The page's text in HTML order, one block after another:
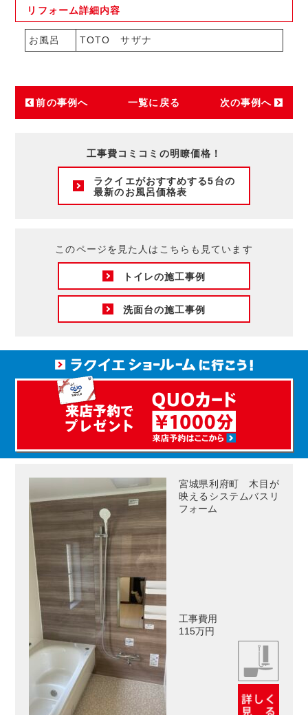
リフォーム詳細内容
お風呂 TOTO サザナ
前の事例へ 一覧に戻る 次の事例へ
工事費コミコミの明瞭価格！
ラクイエがおすすめする5台の
最新のお風呂価格表
このページを見た人はこちらも見ています
トイレの施工事例
洗面台の施工事例
宮城県利府町 木目が
映えるシステムバスリ
フォーム
工事費用
115万円